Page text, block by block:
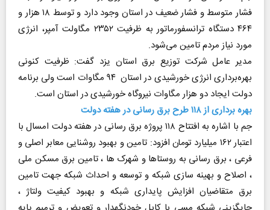
فشار متوسط و فشار ضعیف در استان وجود دارد و توسط ۱۸ هزار و
۴۶۴ دستگاه ترانسفورماتور به ظرفیت ۲۳۵۲ مگاولت آمپر، انرژی
مورد نیاز مردم تامین می‌شود.
مدیر عامل شرکت توزیع برق استان یزد گفت: ظرفیت کنونی
بهره‌برداری انرژی خورشیدی در استان ۹۴ مگاوات است ولی برنامه
دولت ایجاد دو هزار مگاوات نیروگاه خورشیدی در استان است.
بهره برداری از۱۱۸طرح برق رسانی در هفته دولت
جم با اشاره به افتتاح ۱۱۸ پروژه برق رسانی در هفته دولت امسال با
اعتبار ۱۶۲ میلیارد تومان افزود: تامین و بهبود روشنایی معابر اصلی و
فرعی ، برق رسانی به روستاها و شهرک ها ، تامین برق مسکن ملی
، اصلاح و بهینه سازی شبکه و توسعه و احداث شبکه جهت تامین
برق متقاضیان افزایش پایداری شبکه و بهبود کیفیت ولتاژ ،